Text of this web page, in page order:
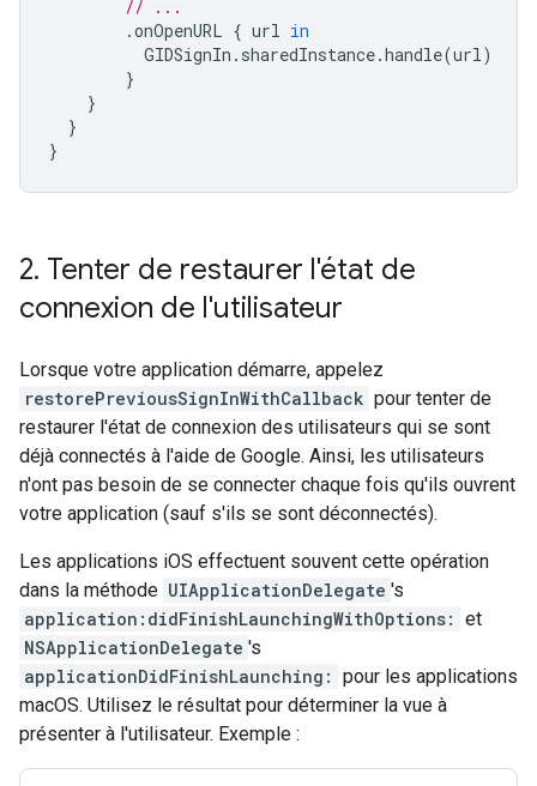
// ...
.onOpenURL { url in
GIDSignIn . sharedInstance.handle(url)
}
}
}
}
2. Tenter de restaurer l'état de
connexion de l'utilisateur
Lorsque votre application démarre, appelez
restorePreviousSignInWithCallback pour tenter de
restaurer l'état de connexion des utilisateurs qui se sont
déjà connectés à l'aide de Google. Ainsi, les utilisateurs
n'ont pas besoin de se connecter chaque fois qu'ils ouvrent
votre application (sauf s'ils se sont déconnectés).
Les applications iOS effectuent souvent cette opération
dans la méthode UIApplicationDelegate 's
application:didFinishLaunchingWithOptions: et
NSApplicationDelegate 's
applicationDidFinishLaunching: pour les applications
macOS. Utilisez le résultat pour déterminer la vue à
présenter à l'utilisateur. Exemple :